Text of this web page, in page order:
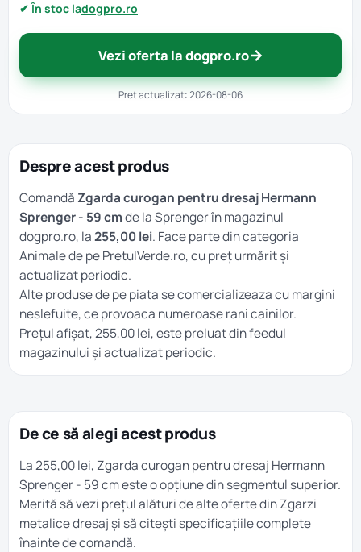
✔ În stoc ladogpro.ro
Vezi oferta la dogpro.ro→
Preț actualizat: 2026-08-06
Despre acest produs
Comandă Zgarda curogan pentru dresaj Hermann
Sprenger - 59 cmde la Sprenger în magazinul
dogpro.ro, la255,00 lei. Face parte din categoria
Animalede pe PretulVerde.ro, cu preț urmărit și
actualizat periodic.
Alte produse de pe piata se comercializeaza cu margini
neslefuite, ce provoaca numeroase rani cainilor.
Prețul afișat, 255,00 lei, este preluat din feedul
magazinului și actualizat periodic.
De ce să alegi acest produs
La 255,00 lei, Zgarda curogan pentru dresaj Hermann
Sprenger - 59 cm este o opțiune din segmentul superior.
Merită să vezi prețul alături de alte oferte dinZgarzi
metalice dresaj și să citești specificațiile complete
înainte de comandă.